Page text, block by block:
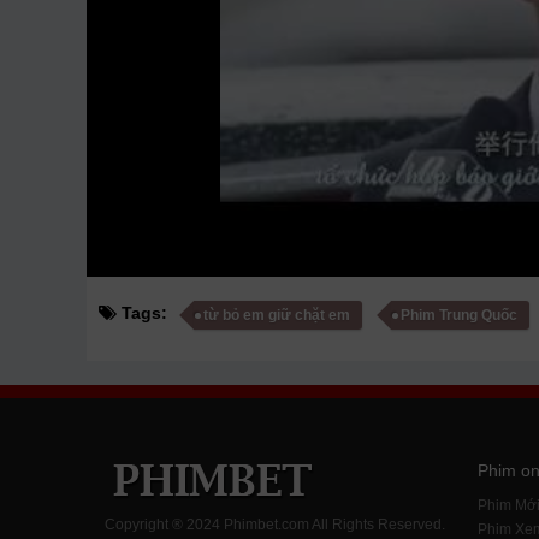
Tags: từ bỏ em giữ chặt em Phim Trung Quốc
Copyright ® 2024 Phimbet.com All Rights Reserved.
Phim
Phim Mới
Phim